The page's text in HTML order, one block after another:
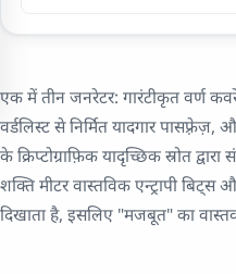
एक में तीन जनरेटर: गारंटीकृत वर्ण
वर्डलिस्ट से निर्मित यादगार
के क्रिप्टोग्राफ़िक यादृच्छिक स्रोत
शक्ति मीटर वास्तविक एन्ट्रापी
दिखाता है, इसलिए "मजबूत" का